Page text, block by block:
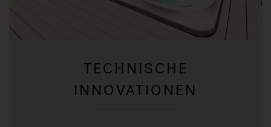
TECHNISCHE
INNOVATIONEN